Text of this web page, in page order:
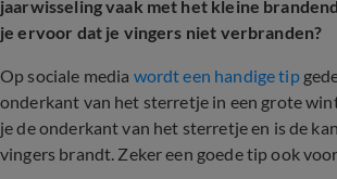
jaarwisseling vaak met het kleine
je ervoor dat je vingers niet verbranden?
Op sociale media wordt een handige tip
onderkant van het sterretje in een grote
je de onderkant van het sterretje en is de
vingers brandt. Zeker een goede tip ook